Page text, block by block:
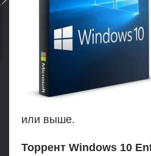
или выше.
Торрент Windows 10